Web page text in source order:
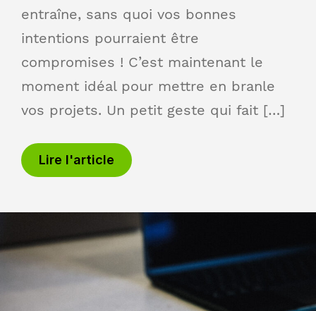
entraîne, sans quoi vos bonnes
intentions pourraient être
compromises ! C’est maintenant le
moment idéal pour mettre en branle
vos projets. Un petit geste qui fait […]
Lire l'article